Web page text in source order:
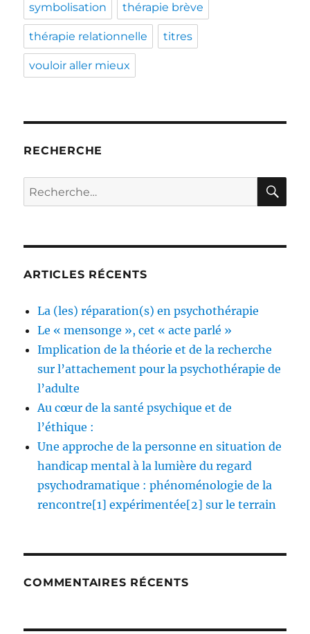
symbolisation thérapie brève
thérapie relationnelle titres
vouloir aller mieux
RECHERCHE
Recherche
pour :
ARTICLES RÉCENTS
La (les) réparation(s) en psychothérapie
Le « mensonge », cet « acte parlé »
Implication de la théorie et de la recherche
sur l’attachement pour la psychothérapie de
l’adulte
Au cœur de la santé psychique et de
l’éthique :
Une approche de la personne en situation de
handicap mental à la lumière du regard
psychodramatique : phénoménologie de la
rencontre[1] expérimentée[2] sur le terrain
COMMENTAIRES RÉCENTS